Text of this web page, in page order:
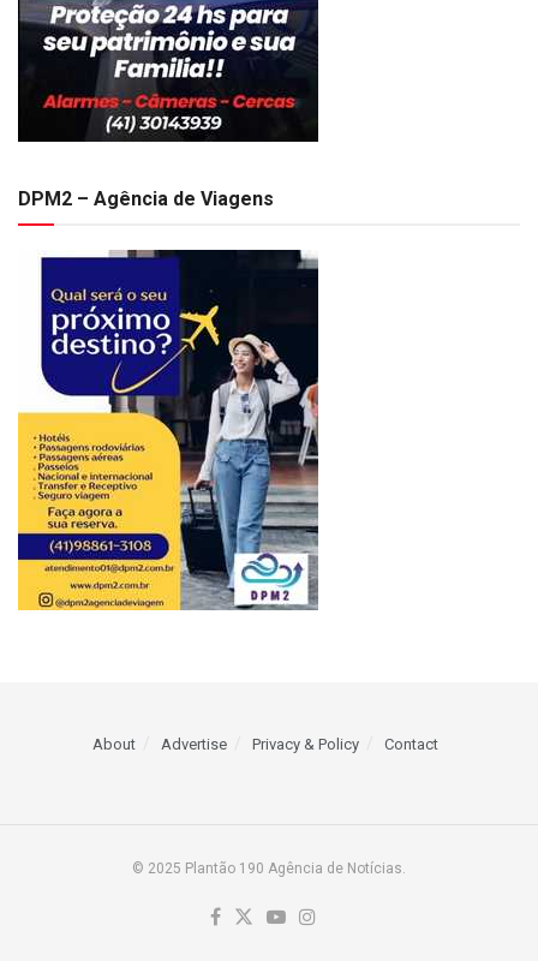
DPM2 – Agência de Viagens
About Advertise Privacy & Policy Contact
© 2025 Plantão 190 Agência de Notícias.